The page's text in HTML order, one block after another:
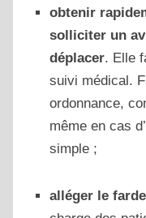
obtenir
solliciter un
déplacer. Elle
suivi médical.
ordonnance,
même en cas
simple ;
alléger le